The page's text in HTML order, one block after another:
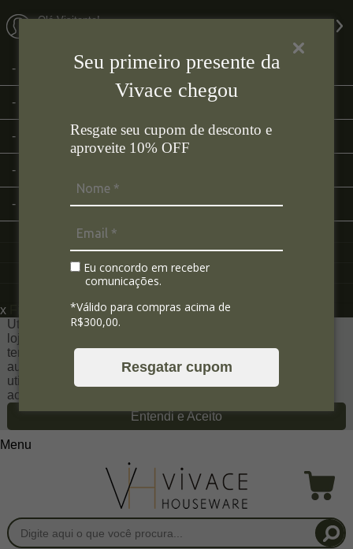
Seu primeiro presente da
Vivace chegou
Resgate seu cupom de desconto e
aproveite 10% OFF
Eu concordo em receber
comunicações.
*Válido para compras acima de
R$300,00.
Resgatar cupom
Olá Visitante!
Página Inicial
Como Comprar
Lista de Presentes
x
Filtre sua Pesquisa:
Utilizamos seus dados para analisar e personalizar nossa
loja virtual durante a sua navegação e em serviços de
terceiros parceiros. Ao navegar pela loja virtual, você nos
autoriza a coletar tais informações através do cookies e
utilizá-las para estas finalidades. Em caso de dúvidas,
acesse nossa
Entendi e Aceito
Menu